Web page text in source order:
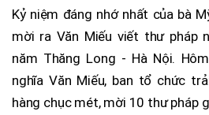
Kỷ niệm đáng nhớ nhất của bà
mời ra Văn Miếu viết thư pháp
năm Thăng Long - Hà Nội.
nghĩa Văn Miếu, ban tổ chức
hàng chục mét, mời 10 thư pháp